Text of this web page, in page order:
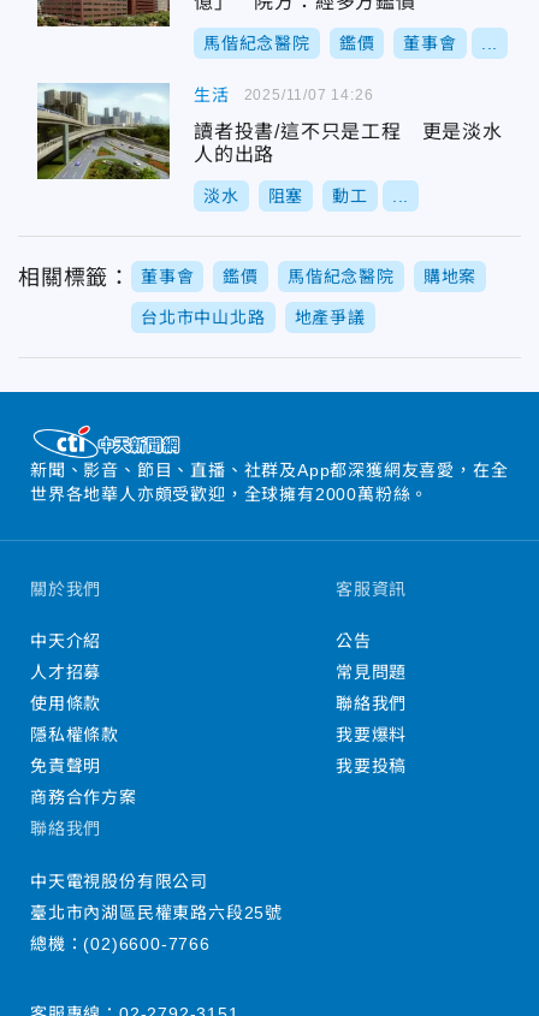
馬偕紀念醫院 鑑價 董事會
生活
讀者投書/這不只是工程 更是淡水
人的出路
淡水 阻塞 動工
2025/11/07 14:26
相關標籤： 董事會 鑑價 馬偕紀念醫院 購地案
台北市中山北路 地產爭議
新聞、影音、節目、直播、社群及App都深獲網友喜愛，在全
世界各地華人亦頗受歡迎，全球擁有2000萬粉絲。
關於我們
中天介紹
人才招募
使用條款
隱私權條款
免責聲明
商務合作方案
客服資訊
公告
常見問題
聯絡我們
我要爆料
我要投稿
聯絡我們
中天電視股份有限公司
臺北市內湖區民權東路六段25號
總機：(02)6600-7766